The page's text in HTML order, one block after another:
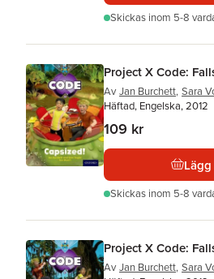
Skickas inom 5-8
Project X Code:
Av Jan Burchett, Sara
Häftad, Engelska, 2012
109 kr
Skickas inom 5-8
Project X Code:
Av Jan Burchett, Sara